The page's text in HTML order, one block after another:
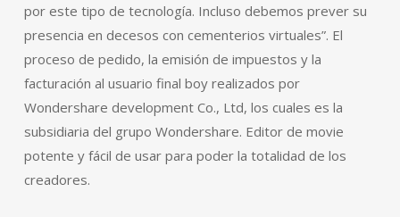
por este tipo de tecnología. Incluso debemos prever su
presencia en decesos con cementerios virtuales”. El
proceso de pedido, la emisión de impuestos y la
facturación al usuario final boy realizados por
Wondershare development Co., Ltd, los cuales es la
subsidiaria del grupo Wondershare. Editor de movie
potente y fácil de usar para poder la totalidad de los
creadores.